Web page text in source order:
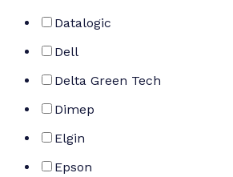
Datalogic
Dell
Delta Green Tech
Dimep
Elgin
Epson